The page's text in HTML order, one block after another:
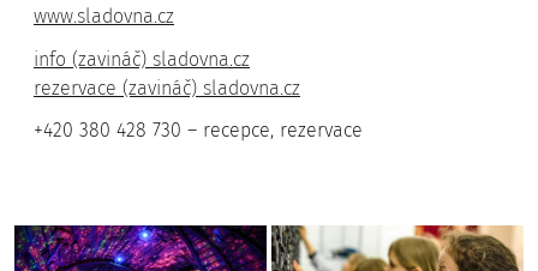
www.sladovna.cz
info (zavináč) sladovna.cz
rezervace (zavináč) sladovna.cz
+420 380 428 730 – recepce, rezervace